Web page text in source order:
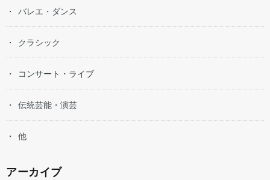
バレエ・ダンス
クラシック
コンサート・ライブ
伝統芸能・演芸
他
アーカイブ